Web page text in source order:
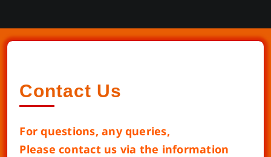
Contact Us
For questions, any queries,
Please contact us via the information